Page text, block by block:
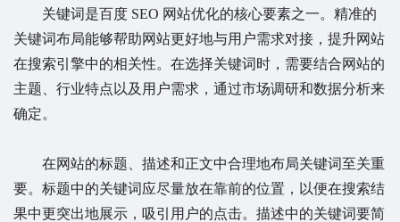
关键词是百度 SEO 网站优化的核心要素之一。精准的
关键词布局能够帮助网站更好地与用户需求对接，提升网站
在搜索引擎中的相关性。在选择关键词时，需要结合网站的
主题、行业特点以及用户需求，通过市场调研和数据分析来
确定。
在网站的标题、描述和正文中合理地布局关键词至关重
要。标题中的关键词应尽量放在靠前的位置，以便在搜索结
果中更突出地展示，吸引用户的点击。描述中的关键词要简